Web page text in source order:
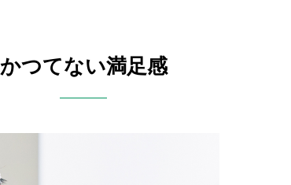
かつてない満足感